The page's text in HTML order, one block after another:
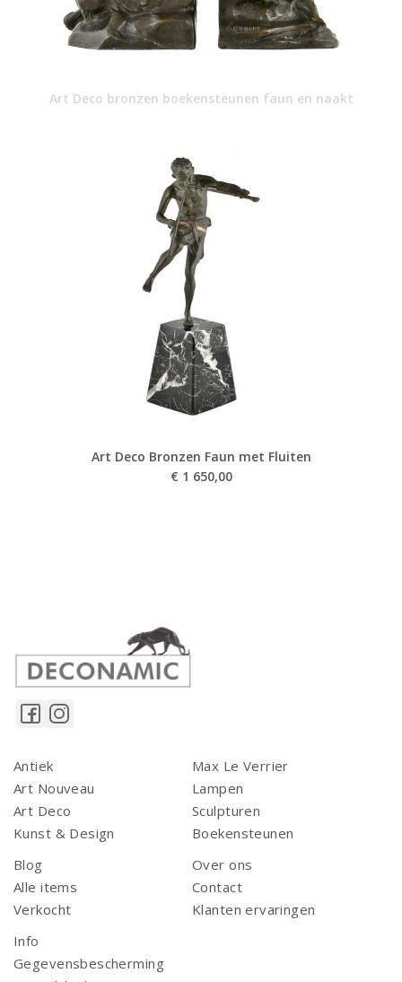
Art Deco bronzen boekensteunen faun en naakt
Art Deco Bronzen Faun met Fluiten
€ 1 650,00
Antiek
Art Nouveau
Art Deco
Kunst & Design
Max Le Verrier
Lampen
Sculpturen
Boekensteunen
Blog
Alle items
Verkocht
Over ons
Contact
Klanten ervaringen
Info
Gegevensbescherming